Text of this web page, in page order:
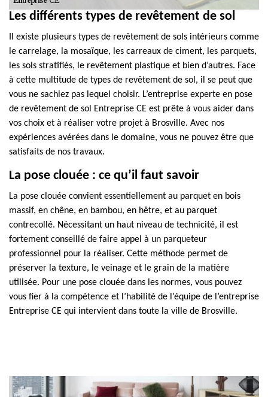
Les différents types de revêtement de sol
Il existe plusieurs types de revêtement de sols intérieurs comme
le carrelage, la mosaïque, les carreaux de ciment, les parquets,
les sols stratifiés, le revêtement plastique et bien d’autres. Face
à cette multitude de types de revêtement de sol, il se peut que
vous ne sachiez pas lequel choisir. L’entreprise experte en pose
de revêtement de sol Entreprise CE est prête à vous aider dans
vos choix et à réaliser votre projet à Brosville. Avec nos
expériences avérées dans le domaine, vous ne pouvez être que
satisfaits de nos travaux.
La pose clouée : ce qu’il faut savoir
La pose clouée convient essentiellement au parquet en bois
massif, en chêne, en bambou, en hêtre, et au parquet
contrecollé. Nécessitant un haut niveau de technicité, il est
fortement conseillé de faire appel à un parqueteur
professionnel pour la réaliser. Cette méthode permet de
préserver la texture, le veinage et le grain de la matière
utilisée. Pour une pose clouée dans les normes, vous pouvez
vous fier à la compétence et l’habilité de l’équipe de l’entreprise
Entreprise CE qui intervient dans toute la ville de Brosville.